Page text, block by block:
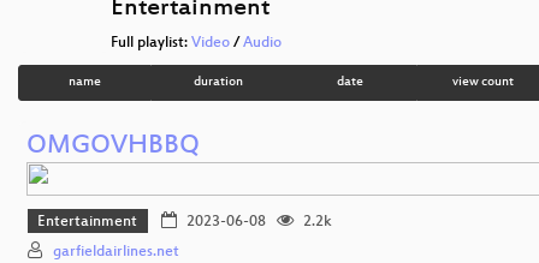
Entertainment
Full playlist: Video / Audio
name duration date view count
OMGOVHBBQ
Entertainment 2023-06-08
2.2k
garfieldairlines.net